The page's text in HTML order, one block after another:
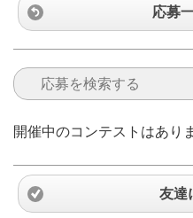
応募
開催中のコンテストはあり
友達